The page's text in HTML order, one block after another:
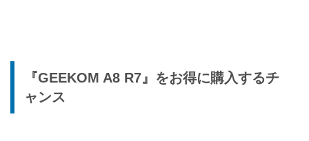
『GEEKOM A8 R7』をお得に購入するチ
ャンス